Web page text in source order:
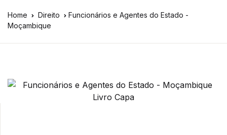
Home Direito
Funcionários e Agentes do Estado -
Moçambique